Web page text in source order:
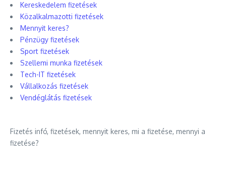
Kereskedelem fizetések
Közalkalmazotti fizetések
Mennyit keres?
Pénzügy fizetések
Sport fizetések
Szellemi munka fizetések
Tech-IT fizetések
Vállalkozás fizetések
Vendéglátás fizetések
Fizetés infó, fizetések, mennyit keres, mi a fizetése, mennyi a
fizetése?